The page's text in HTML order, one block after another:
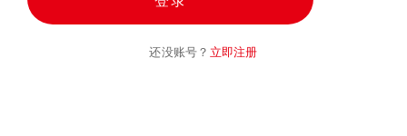
还没账号？ 立即注册